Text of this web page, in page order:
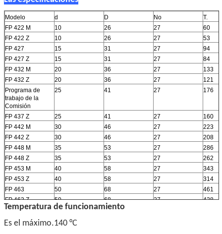
Modelo d D No
T.
FP 422 M
10 26 27
60
FP 422 Z
10 26 27
53
FP 427
15 31 27
94
FP 427 Z
15 31 27
84
FP 432 M
20 36 27
133
FP 432 Z
20 36 27
121
Programa de
trabajo de la
Comisión
25 41 27 176
FP 437 Z 25 41 27
160
FP 442 M
30 46 27
223
FP 442 Z
30 46 27
208
FP 448 M
35 53 27
286
FP 448 Z
35 53 27
262
FP 453 M
40 58 27
343
FP 453 Z
40 58 27
314
FP 463
50 68 27
461
FP 463 Z
50 68 27
428
FP 473
60 78
FP 473 Z
60
Temperatura de funcionamiento
Es el máximo.140 °C